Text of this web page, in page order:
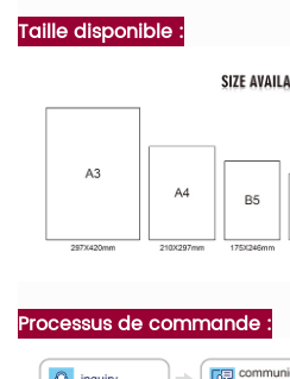
Taille disponible :
Processus de commande :